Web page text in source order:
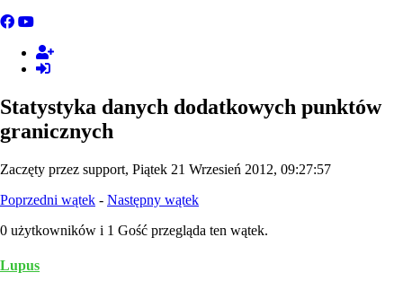
Statystyka danych dodatkowych punktów
granicznych
Zaczęty przez support, Piątek 21 Wrzesień 2012, 09:27:57
Poprzedni wątek - Następny wątek
0 użytkowników i 1 Gość przegląda ten wątek.
Lupus